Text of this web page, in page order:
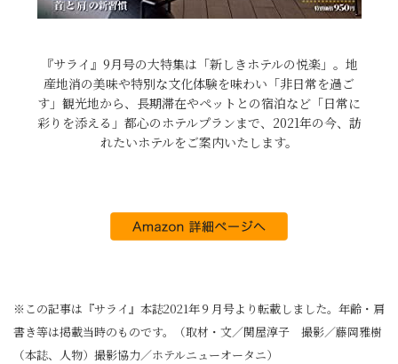
『サライ』9月号の大特集は「新しきホテルの悦楽」。地
産地消の美味や特別な文化体験を味わい「非日常を過ご
す」観光地から、長期滞在やペットとの宿泊など「日常に
彩りを添える」都心のホテルプランまで、2021年の今、訪
れたいホテルをご案内いたします。
※この記事は『サライ』本誌2021年９月号より転載しました。年齢・肩
書き等は掲載当時のものです。（取材・文／関屋淳子 撮影／藤岡雅樹
（本誌、人物）撮影協力／ホテルニューオータニ）